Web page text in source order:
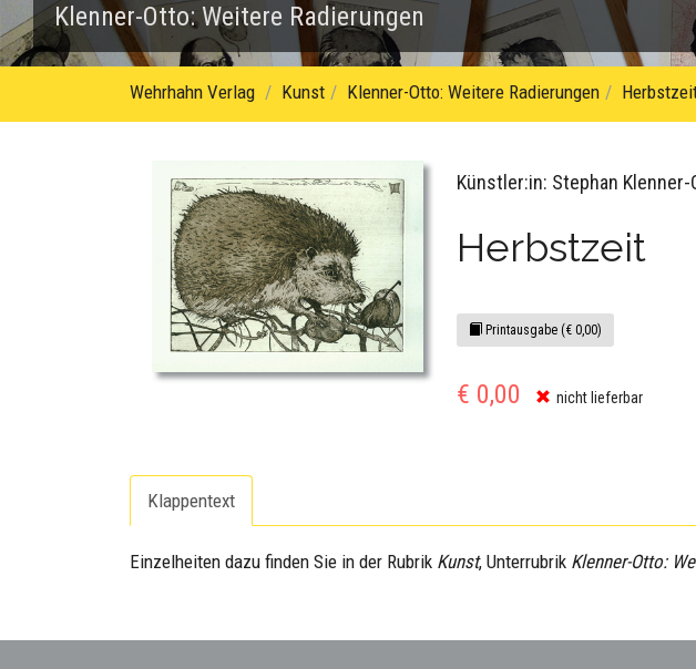
Klenner-Otto: Weitere Radierungen
Wehrhahn Verlag Kunst Klenner-Otto: Weitere Radierungen
Künstler:in: Stephan
Herbstzeit
Printausgabe (€ 0,00)
€ 0,00 nicht lieferbar
Klappentext
Einzelheiten dazu finden Sie in der Rubrik Kunst, Unterrubrik Klenner-Otto: